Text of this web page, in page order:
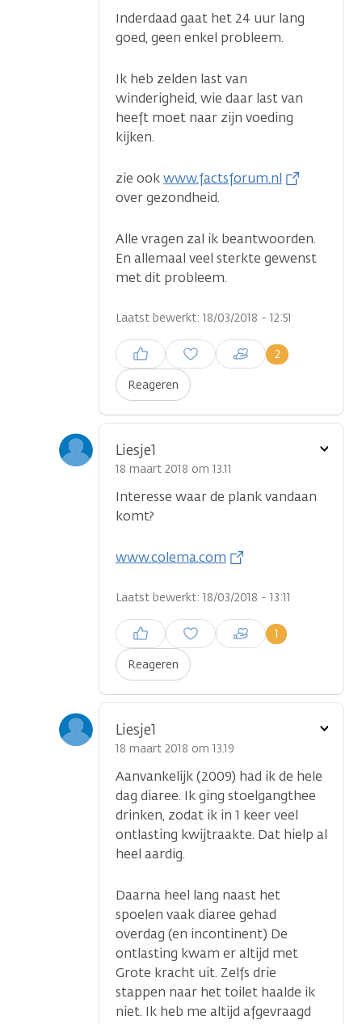
Inderdaad gaat het 24 uur lang
goed, geen enkel probleem.
Ik heb zelden last van
winderigheid, wie daar last van
heeft moet naar zijn voeding
kijken.
zie ookwww.factsforum.nl
over gezondheid.
Alle vragen zal ik beantwoorden.
En allemaal veel sterkte gewenst
met dit probleem.
Laatst bewerkt: 18/03/2018 - 12:51
Reageren
2
Inloggen om een reactie te
plaatsen
Liesje1
18 maart 2018 om 13.11
Interesse waar de plank vandaan
komt?
www.colema.com
Laatst bewerkt: 18/03/2018 - 13:11
Reageren
1
Inloggen om een reactie te
plaatsen
Toon
Liesje1
18 maart 2018 om 13.19
Aanvankelijk (2009) had ik de hele
dag diaree. Ik ging stoelgangthee
drinken, zodat ik in 1 keer veel
ontlasting kwijtraakte. Dat hielp al
heel aardig.
Daarna heel lang naast het
spoelen vaak diaree gehad
overdag (en incontinent) De
ontlasting kwam er altijd met
Grote kracht uit. Zelfs drie
stappen naar het toilet haalde ik
niet. Ik heb me altijd afgevraagd
Toon